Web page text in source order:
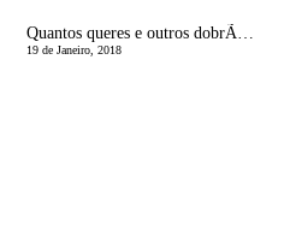
Quantos queres e outros dobrÃ¡veis | A fazer rewind na minha cabeca
19 de Janeiro, 2018